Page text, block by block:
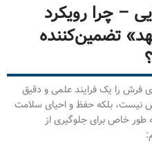
– چرا رویکرد
تضمین‌کننده
را یک فرایند علمی و دقیق
نیست، بلکه حفظ و احیای سلامت
طور خاص برای جلوگیری از